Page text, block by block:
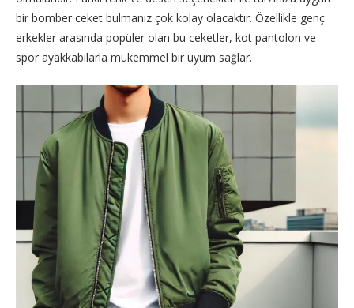
bir bomber ceket bulmanız çok kolay olacaktır. Özellikle genç
erkekler arasında popüler olan bu ceketler, kot pantolon ve
spor ayakkabılarla mükemmel bir uyum sağlar.